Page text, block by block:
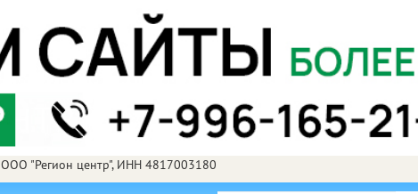
ООО "Регион центр", ИНН 4817003180